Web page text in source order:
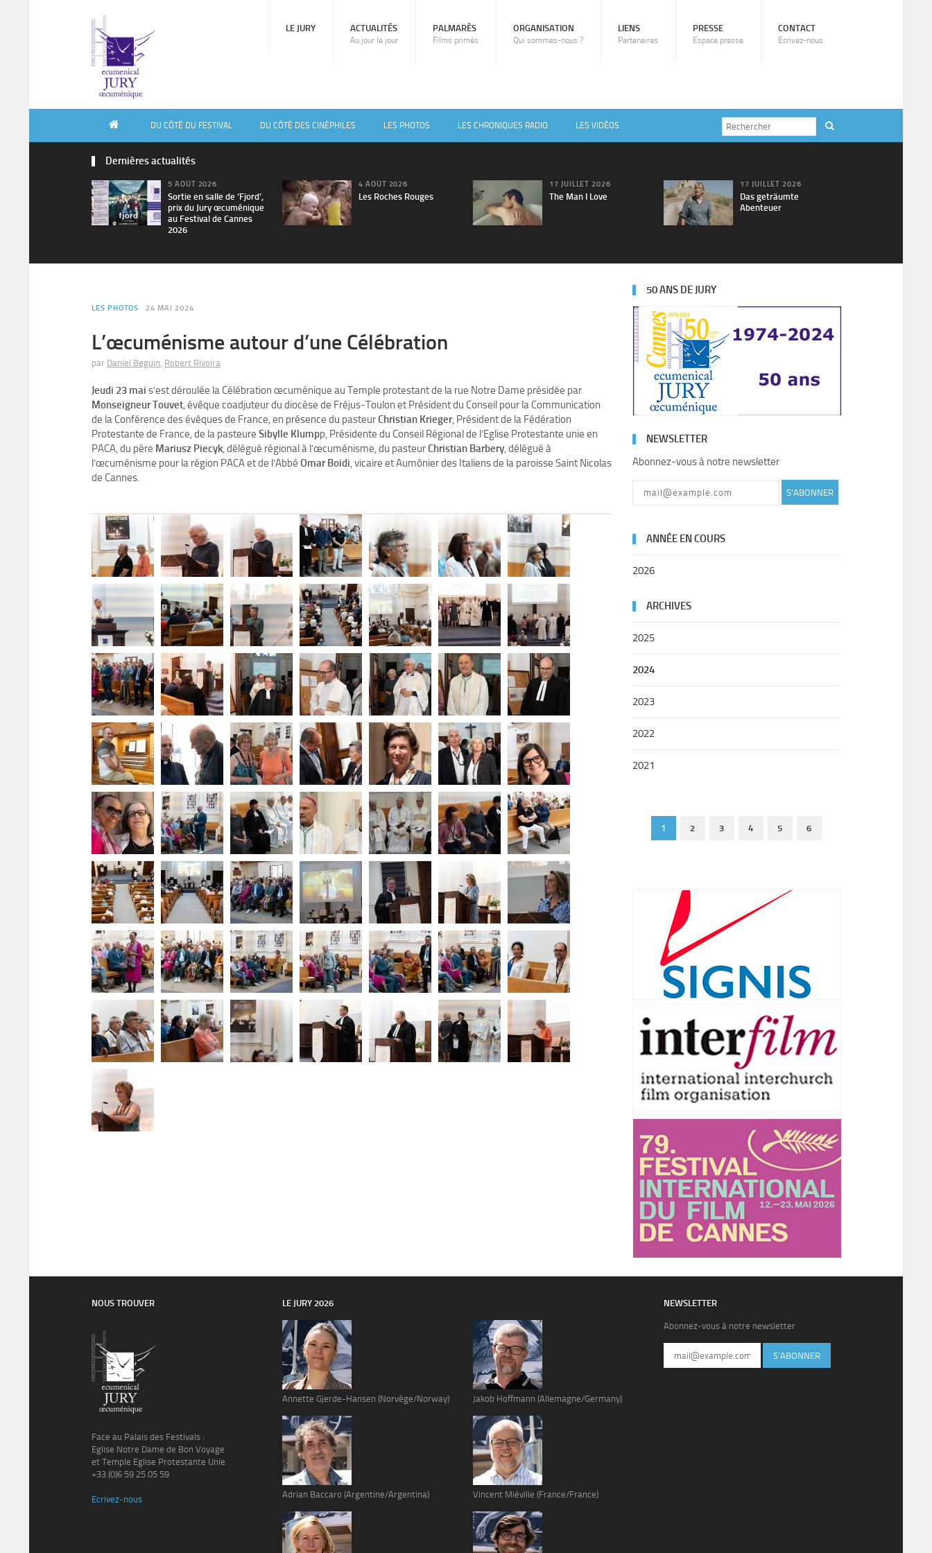
LE JURY ACTUALITÉS
Au jour le jour
PALMARÈS
Films primés
ORGANISATION
Qui sommes-nous ?
LIENS
Partenaires
PRESSE
Espace presse
CONTACT
Ecrivez-nous
DU CÔTÉ DU FESTIVAL DU CÔTÉ DES CINÉPHILES LES PHOTOS LES CHRONIQUES RADIO LES VIDÉOS
Dernières actualités
5 AOÛT 2026
Sortie en salle de ’Fjord’,
prix du Jury œcuménique
au Festival de Cannes
2026
4 AOÛT 2026
Les Roches Rouges
17 JUILLET 2026
The Man I Love
17 JUILLET 2026
Das geträumte
Abenteuer
LES PHOTOS 24 MAI 2024
L’œcuménisme autour d’une Célébration
par Daniel Beguin, Robert Rivoira
Jeudi 23 mai s’est déroulée la Célébration œcuménique au Temple protestant de la rue Notre Dame présidée par
Monseigneur Touvet, évêque coadjuteur du diocèse de Fréjus-Toulon et Président du Conseil pour la Communication
de la Conférence des évêques de France, en présence du pasteurChristian Krieger, Président de la Fédération
Protestante de France, de la pasteure Sibylle Klumpp, Présidente du Conseil Régional de l’Eglise Protestante unie en
PACA, du père Mariusz Piecyk, délégué régional à l’œcuménisme, du pasteurChristian Barbery, délégué à
l’œcuménisme pour la région PACA et de l’Abbé Omar Boidi, vicaire et Aumônier des Italiens de la paroisse Saint Nicolas
de Cannes.
50 ANS DE JURY
NEWSLETTER
Abonnez-vous à notre newsletter
S'ABONNER
ANNÉE EN COURS
2026
ARCHIVES
2025
2024
2023
2022
2021
1 2 3 4 5 6
NOUS TROUVER
Face au Palais des Festivals :
Eglise Notre Dame de Bon Voyage
et Temple Eglise Protestante Unie
+33 (0)6 59 25 05 59
Ecrivez-nous
LE JURY 2026
Annette Gjerde-Hansen (Norvège/Norway)
Adrian Baccaro (Argentine/Argentina)
Jakob Hoffmann (Allemagne/Germany)
Vincent Miéville (France/France)
NEWSLETTER
Abonnez-vous à notre newsletter
S'ABONNER